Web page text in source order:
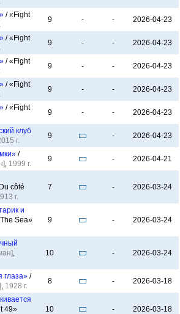
/ «Fight
9 - - 2026-04-23
/ «Fight
9 - - 2026-04-23
/ «Fight
9 - - 2026-04-23
/ «Fight
9 - - 2026-04-23
/ «Fight
9 - - 2026-04-23
клуб
г.
9 - 2026-04-23
/
, 1999 г.
9 - 2026-04-21
côté
г.
7 - 2026-03-24
и
Sea»
9 - 2026-03-24
,
10 - 2026-03-24
глаза» /
, 1928 г.
8 - 2026-03-18
49»
10 - 2026-03-18